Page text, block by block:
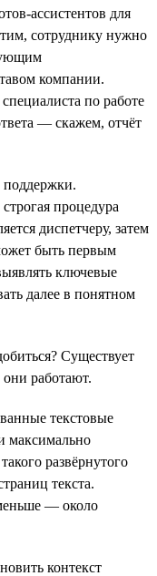
ассистентов для
сотруднику нужно
компании.
по работе
— скажем, отчёт
процедура
диспетчеру, затем
быть первым
ключевые
далее в понятном
Существует
работают.
текстовые
максимально
развёрнутого
текста.
— около
контекст